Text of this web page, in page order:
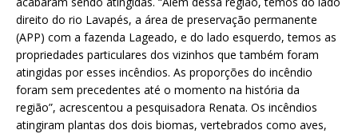
direito do rio Lavapés, a área de preservação permanente
(APP) com a fazenda Lageado, e do lado esquerdo, temos as
propriedades particulares dos vizinhos que também foram
atingidas por esses incêndios. As proporções do incêndio
foram sem precedentes até o momento na história da
região”, acrescentou a pesquisadora Renata. Os incêndios
atingiram plantas dos dois biomas, vertebrados como aves,